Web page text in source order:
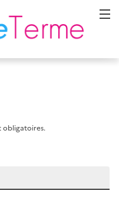
obligatoires.